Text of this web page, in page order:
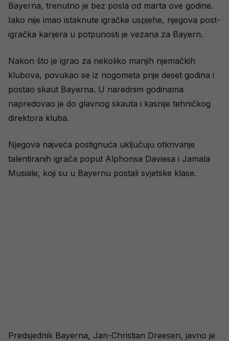
Bayerna, trenutno je bez posla od marta ove godine.
Iako nije imao istaknute igračke uspjehe, njegova post-
igračka karijera u potpunosti je vezana za Bayern.
Nakon što je igrao za nekoliko manjih njemačkih
klubova, povukao se iz nogometa prije deset godina i
postao skaut Bayerna. U narednim godinama
napredovao je do glavnog skauta i kasnije tehničkog
direktora kluba.
Njegova najveća postignuća uključuju otkrivanje
talentiranih igrača poput Alphonsa Daviesa i Jamala
Musiale, koji su u Bayernu postali svjetske klase.
Predsjednik Bayerna, Jan-Christian Dreesen, javno je